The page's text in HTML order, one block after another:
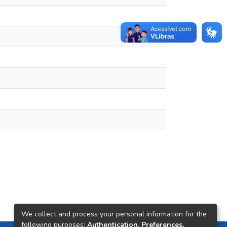
We collect and process your personal information for the
following purposes: Authentication, Preferences,